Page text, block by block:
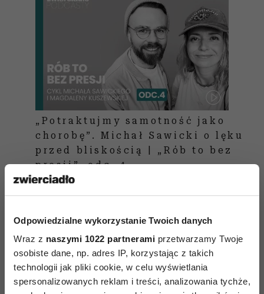
Odpowiedzialne wykorzystanie Twoich danych
Wraz z naszymi 1022 partnerami przetwarzamy Twoje
osobiste dane, np. adres IP, korzystając z takich
technologii jak pliki cookie, w celu wyświetlania
spersonalizowanych reklam i treści, analizowania tychże,
„Potraktujmy samotność jako
chorobę”. Michał Sawicki o lęku
przed bliskością | „Rób to bez
presji”, odc. 4
osamotnienia najczęściej dotyczy singli (16 proc.
doświadcza go „bardzo często” lub „zawsze”),
a najrzadziej – badanych pozostających
w związkach małżeńskich (4 proc.).